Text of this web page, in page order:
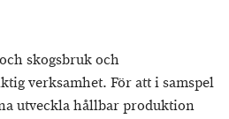
skogsbruk och
verksamhet. För att i samspel
utveckla hållbar produktion